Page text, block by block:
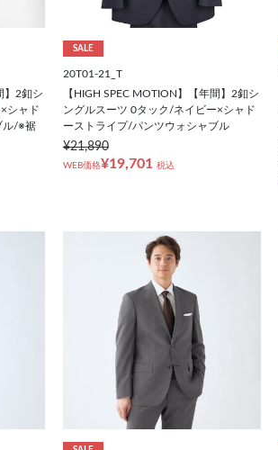
】2釦シ
シャド
ル/※裾
SALE
20T01-21_T
【HIGH SPEC MOTION】【年間】2釦シ
ングルスーツ 0タック/ネイビー×シャド
ーストライプ/パンツウォシャブル
¥21,890
WEB価格¥19,701 税込